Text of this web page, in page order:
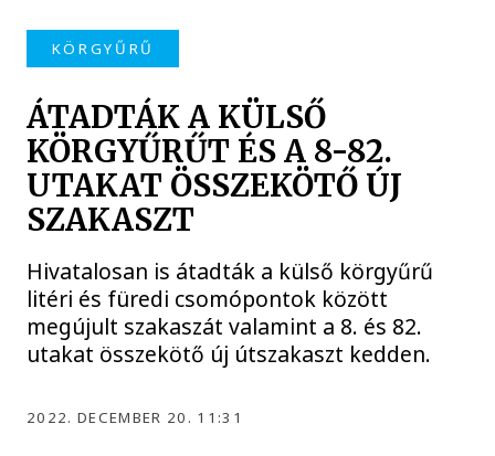
KÖRGYŰRŰ
ÁTADTÁK A KÜLSŐ
KÖRGYŰRŰT ÉS A 8-82.
UTAKAT ÖSSZEKÖTŐ ÚJ
SZAKASZT
Hivatalosan is átadták a külső körgyűrű
litéri és füredi csomópontok között
megújult szakaszát valamint a 8. és 82.
utakat összekötő új útszakaszt kedden.
2022. DECEMBER 20. 11:31